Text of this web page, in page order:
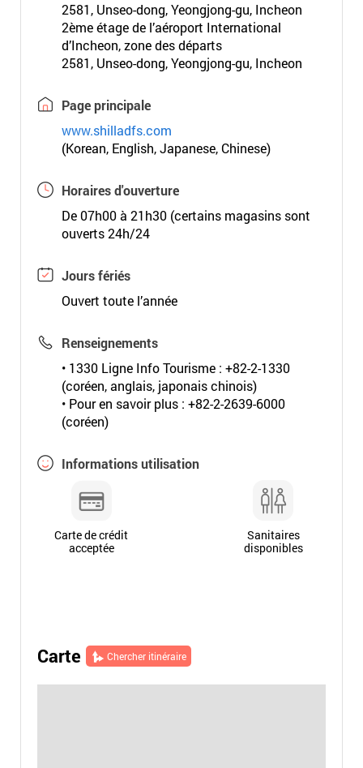
2581, Unseo-dong, Yeongjong-gu, Incheon
2ème étage de l’aéroport International
d’Incheon, zone des départs
2581, Unseo-dong, Yeongjong-gu, Incheon
Page principale
www.shilladfs.com
(Korean, English, Japanese, Chinese)
Horaires d'ouverture
De 07h00 à 21h30 (certains magasins sont
ouverts 24h/24
Jours fériés
Ouvert toute l’année
Renseignements
• 1330 Ligne Info Tourisme : +82-2-1330
(coréen, anglais, japonais chinois)
• Pour en savoir plus : +82-2-2639-6000
(coréen)
Informations utilisation
Carte de crédit
acceptée
Sanitaires
disponibles
Carte Chercher itinéraire